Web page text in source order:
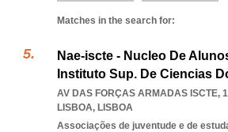
Matches in the search for:
Nae-iscte - Nucleo De
Instituto Sup. De Ciencias
AV DAS FORÇAS ARMADAS ISCTE,
LISBOA, LISBOA
Associações de juventude e de